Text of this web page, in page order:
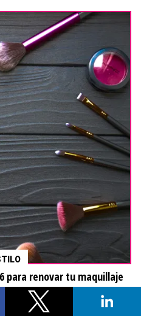
para renovar tu maquillaje